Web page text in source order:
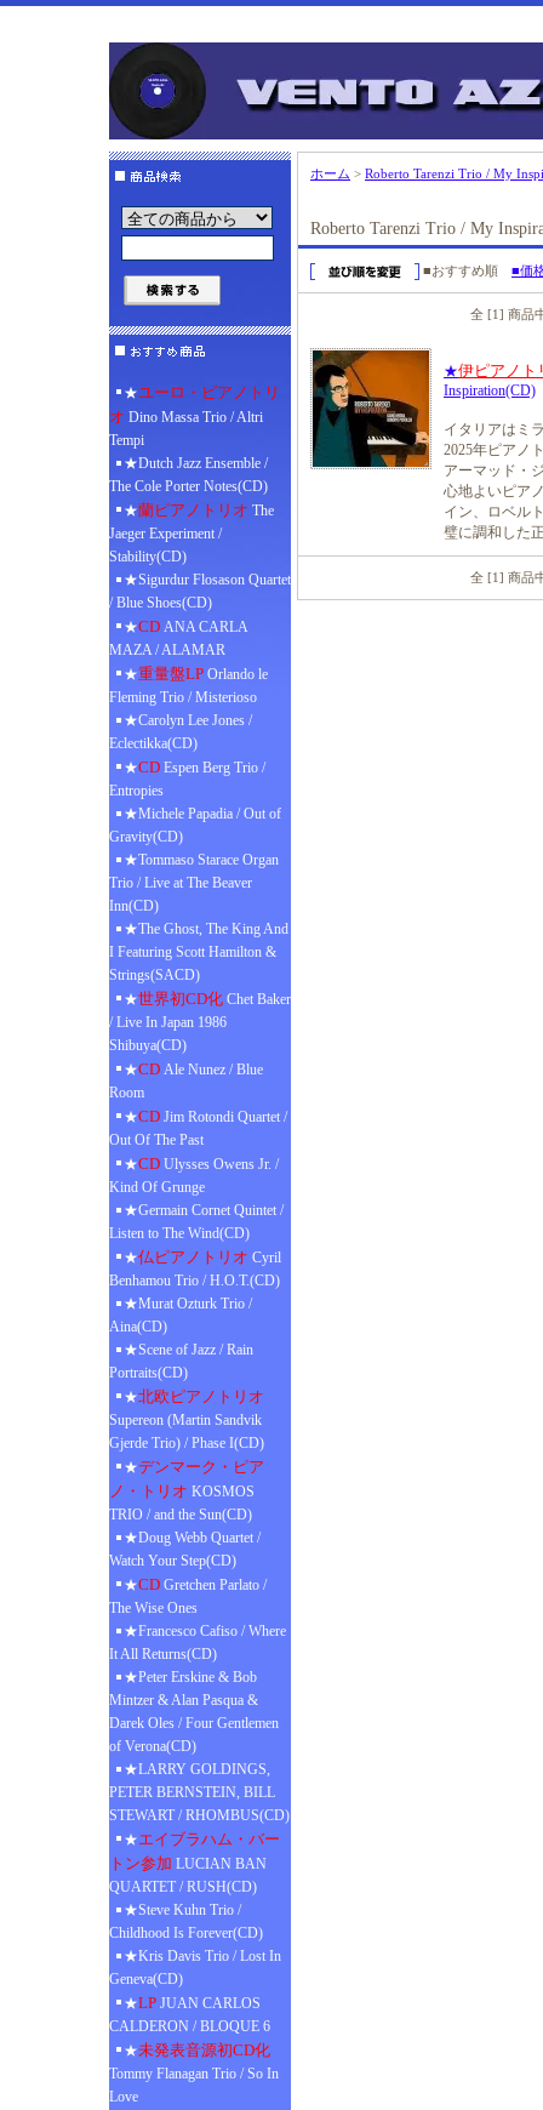
★ユーロ・ピアノトリ
オ Dino Massa Trio / Altri
Tempi
★Dutch Jazz Ensemble /
The Cole Porter Notes(CD)
★蘭ピアノトリオ The
Jaeger Experiment /
Stability(CD)
★Sigurdur Flosason Quartet
/ Blue Shoes(CD)
★CD ANA CARLA
MAZA / ALAMAR
★重量盤LP Orlando le
Fleming Trio / Misterioso
★Carolyn Lee Jones /
Eclectikka(CD)
★CD Espen Berg Trio /
Entropies
★Michele Papadia / Out of
Gravity(CD)
★Tommaso Starace Organ
Trio / Live at The Beaver
Inn(CD)
★The Ghost, The King And
I Featuring Scott Hamilton &
Strings(SACD)
★世界初CD化 Chet Baker
/ Live In Japan 1986
Shibuya(CD)
★CD Ale Nunez / Blue
Room
★CD Jim Rotondi Quartet /
Out Of The Past
★CD Ulysses Owens Jr. /
Kind Of Grunge
★Germain Cornet Quintet /
Listen to The Wind(CD)
★仏ピアノトリオ Cyril
Benhamou Trio / H.O.T.(CD)
★Murat Ozturk Trio /
Aina(CD)
★Scene of Jazz / Rain
Portraits(CD)
★北欧ピアノトリオ
Supereon (Martin Sandvik
Gjerde Trio) / Phase I(CD)
★デンマーク・ピア
ノ・トリオ KOSMOS
TRIO / and the Sun(CD)
★Doug Webb Quartet /
Watch Your Step(CD)
★CD Gretchen Parlato /
The Wise Ones
★Francesco Cafiso / Where
It All Returns(CD)
★Peter Erskine & Bob
Mintzer & Alan Pasqua &
Darek Oles / Four Gentlemen
of Verona(CD)
★LARRY GOLDINGS,
PETER BERNSTEIN, BILL
STEWART / RHOMBUS(CD)
★エイブラハム・バー
トン参加 LUCIAN BAN
QUARTET / RUSH(CD)
★Steve Kuhn Trio /
Childhood Is Forever(CD)
★Kris Davis Trio / Lost In
Geneva(CD)
★LP JUAN CARLOS
CALDERON / BLOQUE 6
★未発表音源初CD化
Tommy Flanagan Trio / So In
Love
ホーム > Roberto Tarenzi Trio / My
Roberto Tarenzi Trio / My
■おすすめ順 ■価
全 [1] 商品
★伊ピアノト
Inspiration(CD)
イタリアはミ
2025年ピアノ
アーマッド・
心地よいピア
イン、ロベル
璧に調和した
全 [1] 商品